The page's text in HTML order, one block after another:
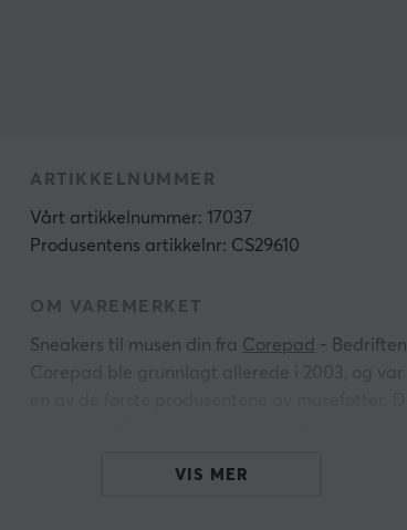
ARTIKKELNUMMER
Vårt artikkelnummer: 17037
Produsentens artikkelnr: CS29610
OM VAREMERKET
Sneakers til musen din fra Corepad - Bedriften
Corepad ble grunnlagt allerede i 2003, og var
Corepad har i dag det bredeste sortimentet av
VIS MER